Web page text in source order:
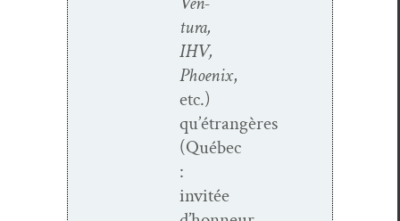
tu­ra,
IHV,
Phoenix,
etc.)
qu’étrangères
(Québec
:
invitée